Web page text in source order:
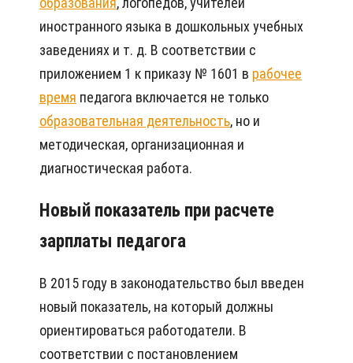
иностранного языка в дошкольных учебных
заведениях и т. д. В соответствии с
приложением 1 к приказу № 1601 в рабочее
время педагога включается не только
образовательная деятельность, но и
методическая, организационная и
диагностическая работа.
Новый показатель при расчете
зарплаты педагога
В 2015 году в законодательство был введен
новый показатель, на который должны
ориентироваться работодатели. В
соответствии с постановлением